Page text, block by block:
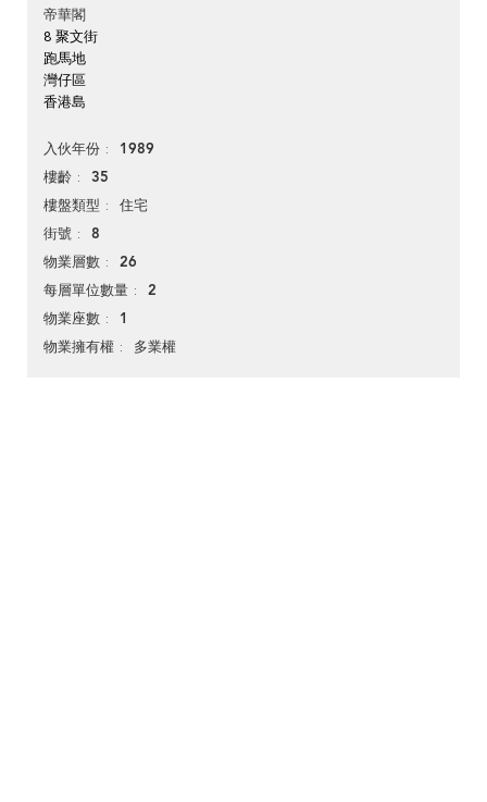
帝華閣
8 聚文街
跑馬地
灣仔區
香港島
入伙年份 1989
樓齡 35
樓盤類型 住宅
街號 8
物業層數 26
每層單位數量 2
物業座數 1
物業擁有權 多業權